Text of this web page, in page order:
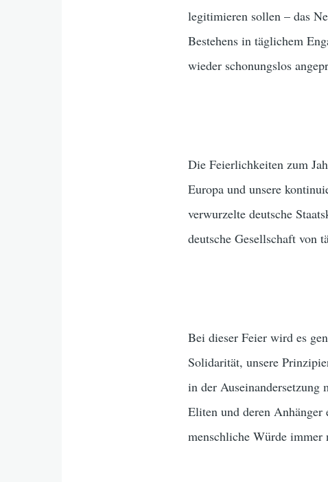
legitimieren sollen – das
Bestehens in täglichem
wieder schonungslos
Die Feierlichkeiten zum
Europa und unsere
verwurzelte deutsche
deutsche Gesellschaft von
Bei dieser Feier wird es
Solidarität, unsere
in der
Eliten und deren Anhänger
menschliche Würde immer